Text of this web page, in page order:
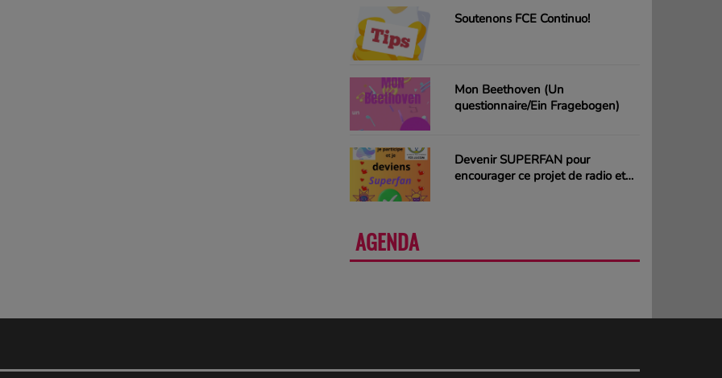
Soutenons FCE Continuo!
Mon Beethoven (Un
questionnaire/Ein Fragebogen)
Devenir SUPERFAN pour
encourager ce projet de radio et
AGENDA